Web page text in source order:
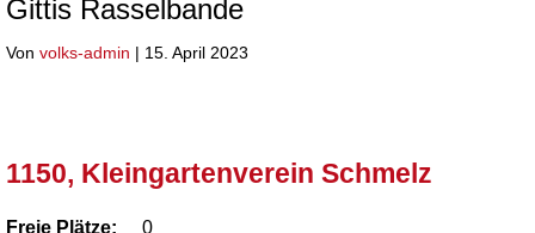
Gittis Rasselbande
Von volks-admin | 15. April 2023
1150, Kleingartenverein Schmelz
Freie Plätze:
0